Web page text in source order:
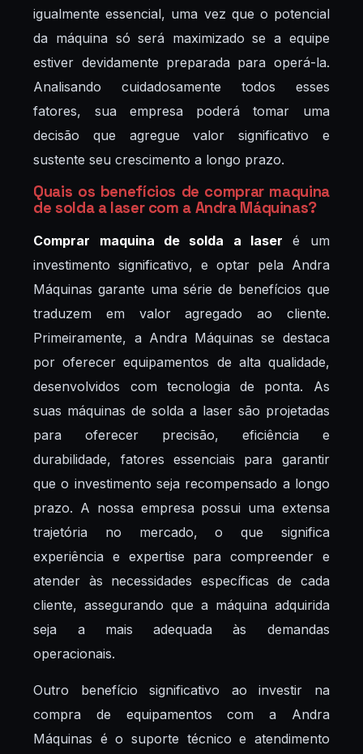
igualmente essencial, uma vez que o potencial
da máquina só será maximizado se a equipe
estiver devidamente preparada para operá-la.
Analisando cuidadosamente todos esses
fatores, sua empresa poderá tomar uma
decisão que agregue valor significativo e
sustente seu crescimento a longo prazo.
Quais os benefícios de comprar maquina
de solda a laser com a Andra Máquinas?
Comprar maquina de solda a laser é um
investimento significativo, e optar pela Andra
Máquinas garante uma série de benefícios que
traduzem em valor agregado ao cliente.
Primeiramente, a Andra Máquinas se destaca
por oferecer equipamentos de alta qualidade,
desenvolvidos com tecnologia de ponta. As
suas máquinas de solda a laser são projetadas
para oferecer precisão, eficiência e
durabilidade, fatores essenciais para garantir
que o investimento seja recompensado a longo
prazo. A nossa empresa possui uma extensa
trajetória no mercado, o que significa
experiência e expertise para compreender e
atender às necessidades específicas de cada
cliente, assegurando que a máquina adquirida
seja a mais adequada às demandas
operacionais.
Outro benefício significativo ao investir na
compra de equipamentos com a Andra
Máquinas é o suporte técnico e atendimento